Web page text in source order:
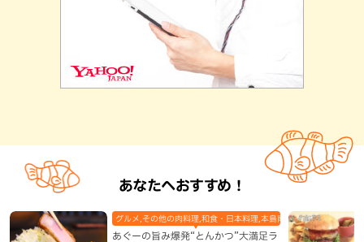
あなたへおすすめ！
あぐーの旨み爆発“とんかつ”大満足ラ
グルメ,その他の肉料理,和食・日本料理,本島南部,那覇市